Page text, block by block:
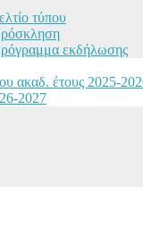
τύπου
εκδήλωσης
ακαδ. έτους 2025-
2027